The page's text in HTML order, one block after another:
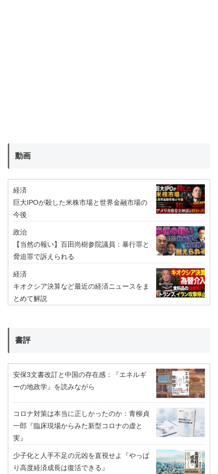
動画
経済
巨大IPOが殺した米株市場と世界金融市場の
今後
政治
【当然の報い】百田尚樹参院議員：暴行罪と
脅迫罪で訴えられる
経済
キオクシア決算など最近の経済ニュースをま
とめて解説
書評
安保3文書改訂と中国の存在感：『エネルギ
ーの地政学』を読みながら
コロナ対策は本当に正しかったのか：青柳貞
一郎『臨床現場からみた新型コロナの虚と
実』
少子化と人手不足の元凶を直視せよ『やっぱ
り高度経済成長は復活できる』